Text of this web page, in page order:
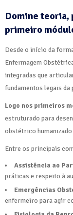
Domine teoria,
primeiro
Desde o início da
Enfermagem
integradas que
fundamentos legais da
Logo nos primeiros
estruturado para
obstétrico humanizado
Entre os principais
Assistência ao
práticas e respeito à
Emergências
enfermeiro para agir